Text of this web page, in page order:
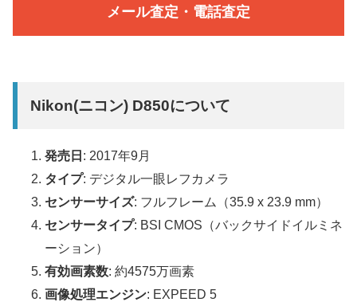
メール査定・電話査定
Nikon(ニコン) D850について
発売日 : 2017年9月
タイプ: デジタル一眼レフカメラ
センサーサイズ: フルフレーム（35.9 x 23.9 mm）
センサータイプ: BSI CMOS（バックサイドイルミネ
ーション）
有効画素数: 約4575万画素
画像処理エンジン: EXPEED 5